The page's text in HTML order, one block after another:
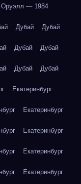
— 1984
Дубай Дубай
Дубай Дубай
Дубай Дубай
Екатеринбург
Екатеринбург
Екатеринбург
Екатеринбург
Екатеринбург